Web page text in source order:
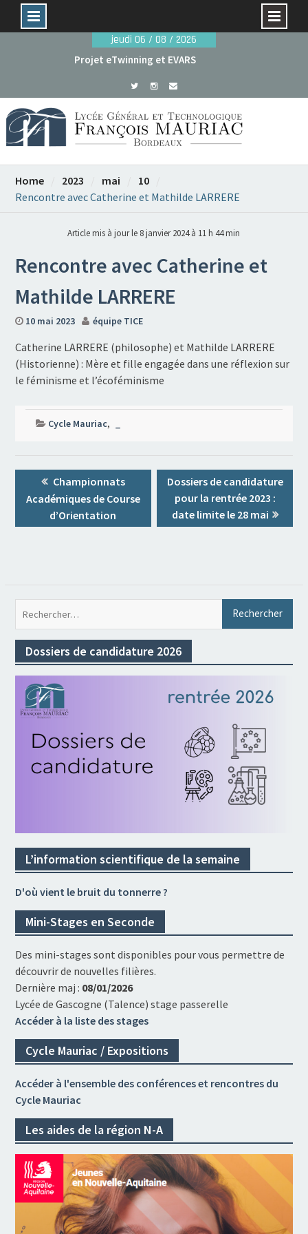
jeudi 06 / 08 / 2026
Projet eTwinning et EVARS
2026
Home 2023 mai
10
Rencontre avec Catherine et Mathilde LARRERE
Article mis à jour le 8 janvier 2024 à 11 h 44 min
Rencontre avec Catherine et
Mathilde LARRERE
10 mai 2023 équipe TICE
Catherine LARRERE (philosophe) et Mathilde LARRERE
(Historienne) : Mère et fille engagée dans une réflexion sur
le féminisme et l’écoféminisme
Cycle Mauriac,
l’article
Previous
post:
Championnats
Académiques de Course
d’Orientation
Next
post:
Dossiers de candidature
pour la rentrée 2023 :
date limite le 28 mai
Dossiers de candidature 2026
L’information scientifique de la semaine
D'où vient le bruit du tonnerre ?
Mini-Stages en Seconde
Des mini-stages sont disponibles pour vous permettre de
découvrir de nouvelles filières.
Dernière maj : 08/01/2026
Lycée de Gascogne (Talence) stage passerelle
Accéder à la liste des stages
Cycle Mauriac / Expositions
Accéder à l'ensemble des conférences et rencontres du
Cycle Mauriac
Les aides de la région N-A